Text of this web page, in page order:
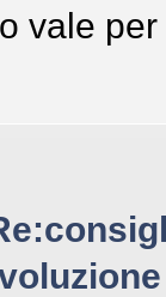
vale